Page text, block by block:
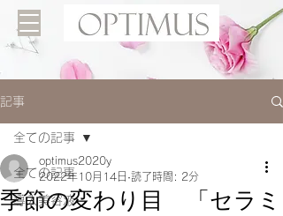
記事
全ての記事
導入美容液
全ての記事
季節の変わり目 「セラミ
optimus2020y
2022年10月14日 読了時間: 2分